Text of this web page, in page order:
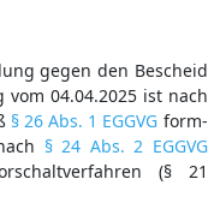
gegen den Bescheid
04.04.2025 ist nach
§ 26 Abs. 1 EGGVG form-
§ 24 Abs. 2 EGGVG
(§ 21